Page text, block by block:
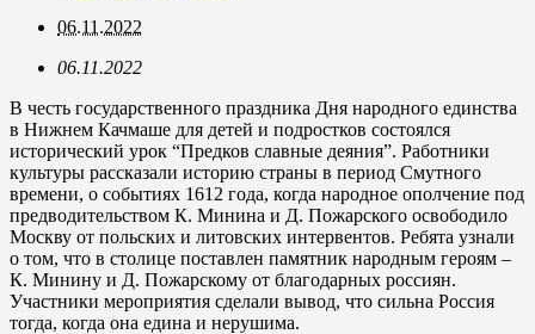
06.11.2022
06.11.2022
В честь государственного праздника Дня народного единства
в Нижнем Качмаше для детей и подростков состоялся
исторический урок “Предков славные деяния”. Работники
культуры рассказали историю страны в период Смутного
времени, о событиях 1612 года, когда народное ополчение под
предводительством К. Минина и Д. Пожарского освободило
Москву от польских и литовских интервентов. Ребята узнали
о том, что в столице поставлен памятник народным героям –
К. Минину и Д. Пожарскому от благодарных россиян.
Участники мероприятия сделали вывод, что сильна Россия
тогда, когда она едина и нерушима.